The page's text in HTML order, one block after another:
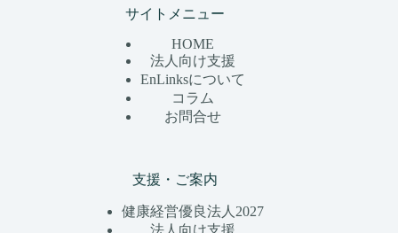
サイトメニュー
HOME
法人向け支援
EnLinksについて
コラム
お問合せ
支援・ご案内
健康経営優良法人2027